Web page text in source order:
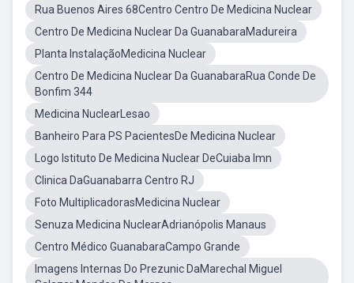
Rua Buenos Aires 68Centro Centro De Medicina Nuclear
Centro De Medicina Nuclear Da GuanabaraMadureira
Planta InstalaçãoMedicina Nuclear
Centro De Medicina Nuclear Da GuanabaraRua Conde De
Bonfim 344
Medicina NuclearLesao
Banheiro Para PS PacientesDe Medicina Nuclear
Logo Istituto De Medicina Nuclear DeCuiaba Imn
Clinica DaGuanabarra Centro RJ
Foto MultiplicadorasMedicina Nuclear
Senuza Medicina NuclearAdrianópolis Manaus
Centro Médico GuanabaraCampo Grande
Imagens Internas Do Prezunic DaMarechal Miguel